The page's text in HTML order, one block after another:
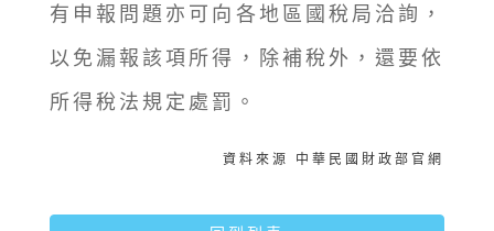
有申報問題亦可向各地區國稅局洽詢，
以免漏報該項所得，除補稅外，還要依
所得稅法規定處罰。
資料來源 中華民國財政部官網